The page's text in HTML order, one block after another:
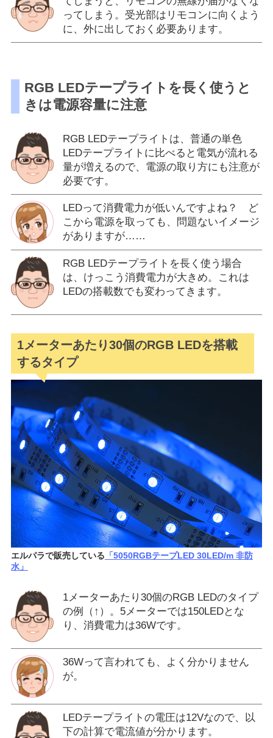
ってしまう。受光部はリモコンに向くよう
に、外に出しておく必要あります。
RGB LEDテープライトを長く使うと
きは電源容量に注意
RGB LEDテープライトは、普通の単色
LEDテープライトに比べると電気が流れる
量が増えるので、電源の取り方にも注意が
必要です。
LEDって消費電力が低いんですよね？ ど
こから電源を取っても、問題ないイメージ
がありますが……
RGB LEDテープライトを長く使う場合
は、けっこう消費電力が大きめ。これは
LEDの搭載数でも変わってきます。
1メーターあたり30個のRGB LEDを搭載
するタイプ
エルパラで販売している 「5050RGBテープLED 30LED/m 非防
水」
1メーターあたり30個のRGB LEDのタイプ
の例（↑）。5メーターでは150LEDとな
り、消費電力は36Wです。
36Wって言われても、よく分かりません
が。
LEDテープライトの電圧は12Vなので、以
下の計算で電流値が分かります。